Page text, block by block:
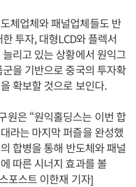
체업체와 패널업체들도 반
투자, 대형LCD와 플렉서
리고 있는 상황에서 원익그
을 기반으로 중국의 투자확
확보할 것으로 보인다.
원은 “원익홀딩스는 이번 합
라는 마지막 퍼즐을 완성했
합병을 통해 반도체와 패널
따른 시너지 효과를 볼
포스트 이한재 기자]